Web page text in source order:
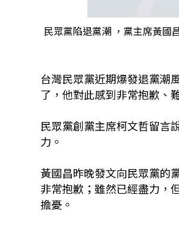
民眾黨陷退黨潮 ，黨主席黃國
台灣民眾黨近期爆發退黨潮
了，他對此感到非常抱歉、
民眾黨創黨主席柯文哲留言
力。
黃國昌昨晚發文向民眾黨的
非常抱歉；雖然已經盡力，
擔憂。